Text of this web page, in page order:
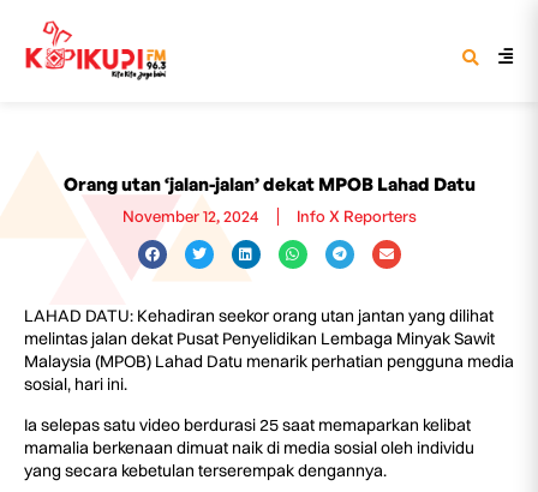
Orang utan ‘jalan-jalan’ dekat MPOB Lahad Datu
November 12, 2024 Info X Reporters
LAHAD DATU: Kehadiran seekor orang utan jantan yang dilihat
melintas jalan dekat Pusat Penyelidikan Lembaga Minyak Sawit
Malaysia (MPOB) Lahad Datu menarik perhatian pengguna media
sosial, hari ini.
Ia selepas satu video berdurasi 25 saat memaparkan kelibat
mamalia berkenaan dimuat naik di media sosial oleh individu
yang secara kebetulan terserempak dengannya.